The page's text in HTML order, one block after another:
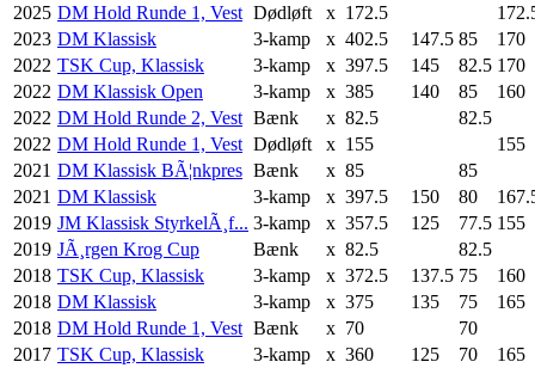
2025 DM Hold Runde 1, Vest Dødløft x 172.5
2023 DM Klassisk 3-kamp x 402.5 147.5 85
170
2022 TSK Cup, Klassisk 3-kamp x 397.5 145 82.5 170
2022 DM Klassisk Open 3-kamp x 385 140 85
160
2022 DM Hold Runde 2, Vest Bænk x 82.5
82.5
2022 DM Hold Runde 1, Vest Dødløft x 155
155
2021 DM Klassisk BÃ¦nkpres Bænk x 85
85
2021 DM Klassisk 3-kamp x 397.5 150 80
2019 JM Klassisk StyrkelÃ¸f... 3-kamp x 357.5 125 77.5 155
2019 JÃ¸rgen Krog Cup Bænk x 82.5
82.5
2018 TSK Cup, Klassisk 3-kamp x 372.5 137.5 75
160
2018 DM Klassisk 3-kamp x 375 135 75
165
2018 DM Hold Runde 1, Vest Bænk x 70
70
2017 TSK Cup, Klassisk 3-kamp x 360 125 70 165